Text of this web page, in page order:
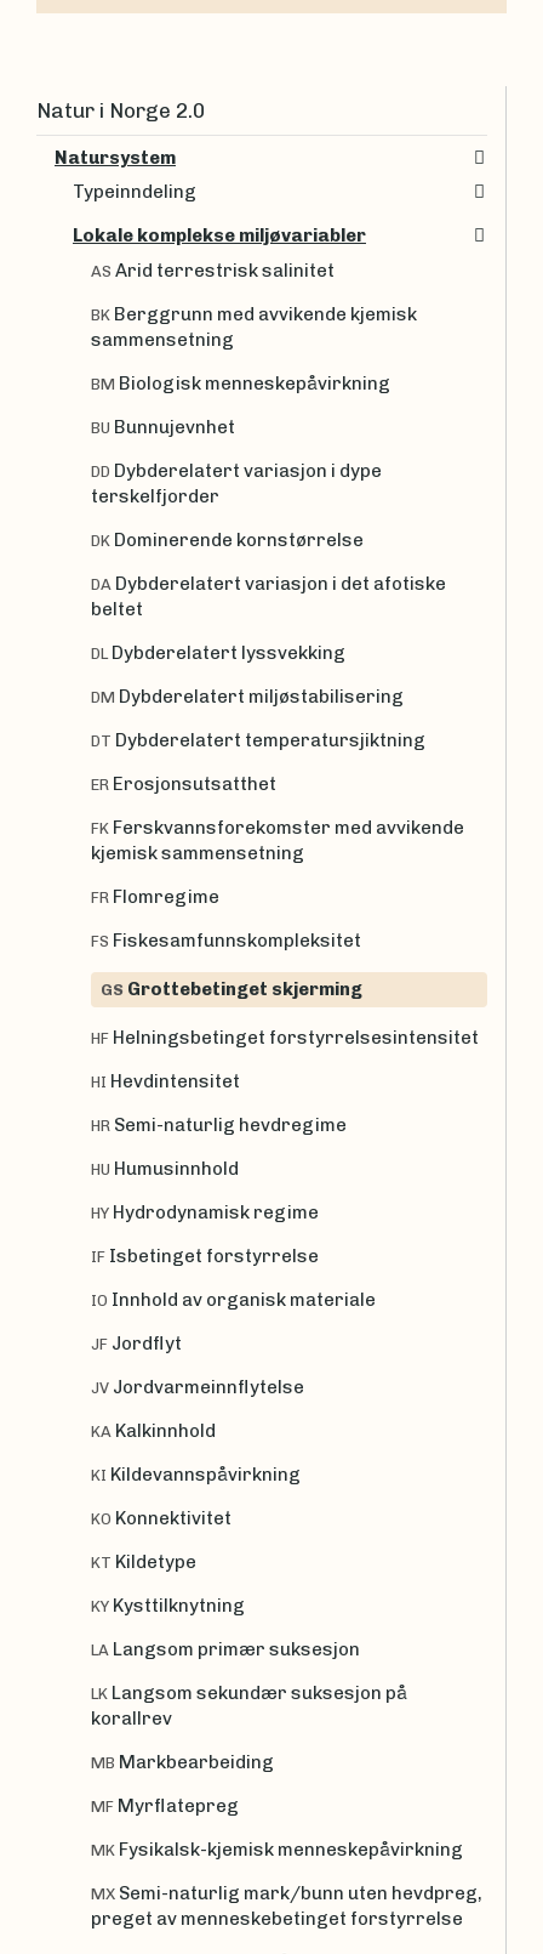
Natur i Norge 2.0
Natursystem
Typeinndeling
Lokale komplekse miljøvariabler
AS Arid terrestrisk salinitet
BK Berggrunn med avvikende kjemisk
sammensetning
BM Biologisk menneskepåvirkning
BU Bunnujevnhet
DD Dybderelatert variasjon i dype
terskelfjorder
DK Dominerende kornstørrelse
DA Dybderelatert variasjon i det afotiske
beltet
DL Dybderelatert lyssvekking
DM Dybderelatert miljøstabilisering
DT Dybderelatert temperatursjiktning
ER Erosjonsutsatthet
FK Ferskvannsforekomster med avvikende
kjemisk sammensetning
FR Flomregime
FS Fiskesamfunnskompleksitet
GS Grottebetinget skjerming
HF Helningsbetinget forstyrrelsesintensitet
HI Hevdintensitet
HR Semi-naturlig hevdregime
HU Humusinnhold
HY Hydrodynamisk regime
IF Isbetinget forstyrrelse
IO Innhold av organisk materiale
JF Jordflyt
JV Jordvarmeinnflytelse
KA Kalkinnhold
KI Kildevannspåvirkning
KO Konnektivitet
KT Kildetype
KY Kysttilknytning
LA Langsom primær suksesjon
LK Langsom sekundær suksesjon på
korallrev
MB Markbearbeiding
MF Myrflatepreg
MK Fysikalsk-kjemisk menneskepåvirkning
MX Semi-naturlig mark/bunn uten hevdpreg,
preget av menneskebetinget forstyrrelse